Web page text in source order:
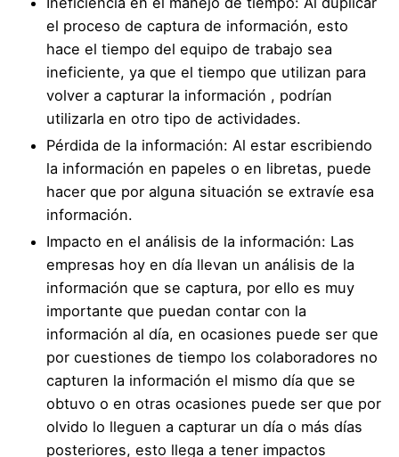
el proceso de captura de información, esto
hace el tiempo del equipo de trabajo sea
ineficiente, ya que el tiempo que utilizan para
volver a capturar la información , podrían
utilizarla en otro tipo de actividades.
Pérdida de la información: Al estar escribiendo
la información en papeles o en libretas, puede
hacer que por alguna situación se extravíe esa
información.
Impacto en el análisis de la información: Las
empresas hoy en día llevan un análisis de la
información que se captura, por ello es muy
importante que puedan contar con la
información al día, en ocasiones puede ser que
por cuestiones de tiempo los colaboradores no
capturen la información el mismo día que se
obtuvo o en otras ocasiones puede ser que por
olvido lo lleguen a capturar un día o más días
posteriores, esto llega a tener impactos